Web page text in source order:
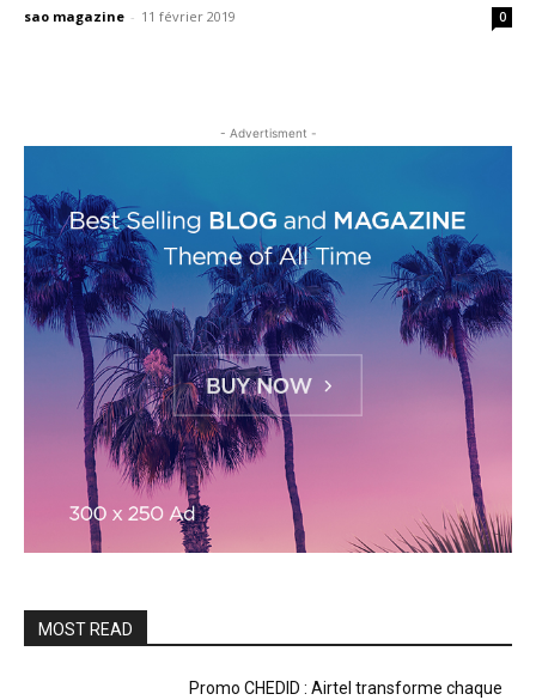
sao magazine - 11 février 2019 0
- Advertisment -
MOST READ
Promo CHEDID : Airtel transforme chaque